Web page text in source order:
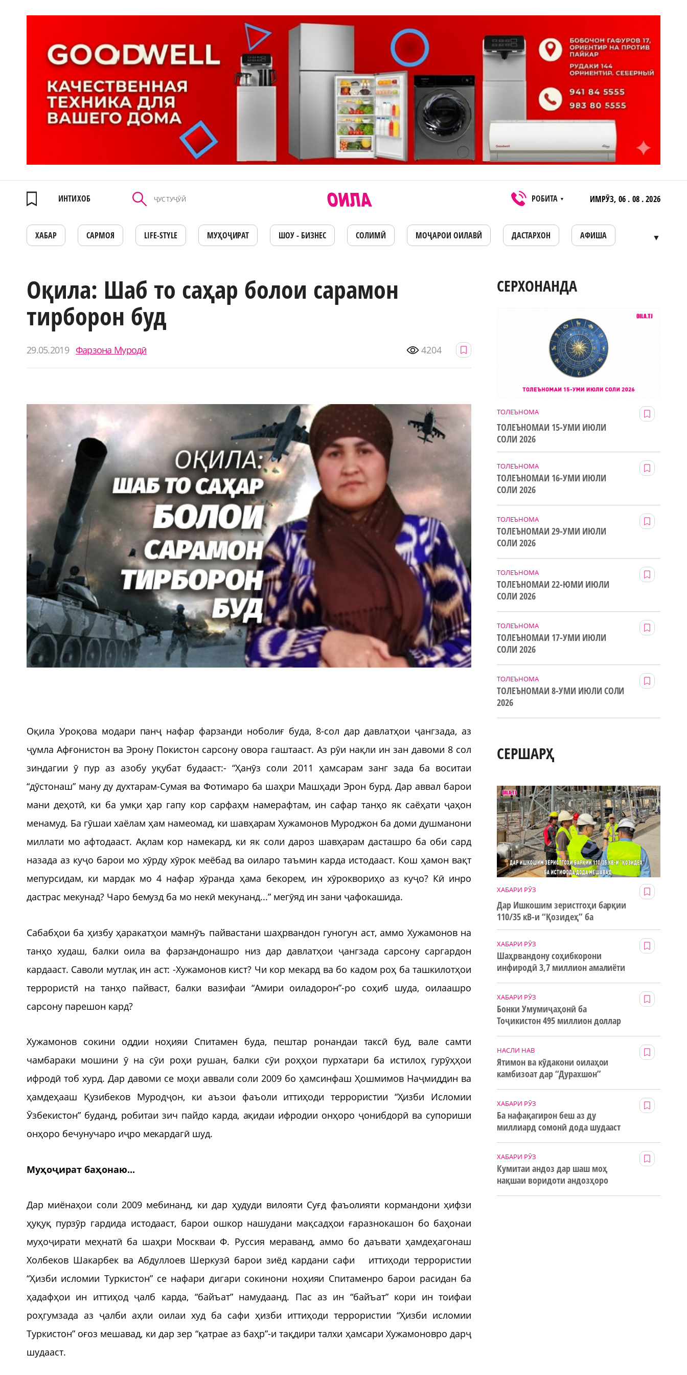
ИНТИХОБ РОБИТА ▼ ИМРӮЗ, 06 . 08 . 2026
ХАБАР САРМОЯ LIFE-STYLE МУҲОҶИРАТ ШОУ - БИЗНЕС СОЛИМӢ МОҶАРОИ ОИЛАВӢ ДАСТАРХОН АФИША ▼
Оқила: Шаб то саҳар болои сарамон
тирборон буд
29.05.2019 Фарзона Муродӣ 4204
Оқила Уроқова модари панҷ нафар фарзанди ноболиғ буда, 8-сол дар давлатҳои ҷангзада, аз
ҷумла Афғонистон ва Эрону Покистон сарсону овора гаштааст. Аз рӯи нақли ин зан давоми 8 сол
зиндагии ӯ пур аз азобу уқубат будааст:- “Ҳанӯз соли 2011 ҳамсарам занг зада ба воситаи
“дӯстонаш” ману ду духтарам-Сумая ва Фотимаро ба шаҳри Машҳади Эрон бурд. Дар аввал барои
мани деҳотӣ, ки ба умқи ҳар гапу кор сарфаҳм намерафтам, ин сафар танҳо як саёҳати ҷаҳон
менамуд. Ба гӯшаи хаёлам ҳам намеомад, ки шавҳарам Хужамонов Муроджон ба доми душманони
миллати мо афтодааст. Ақлам кор намекард, ки як соли дароз шавҳарам дасташро ба оби сард
назада аз куҷо барои мо хӯрду хӯрок меёбад ва оиларо таъмин карда истодааст. Кош ҳамон вақт
мепурсидам, ки мардак мо 4 нафар хӯранда ҳама бекорем, ин хӯроквориҳо аз куҷо? Кӣ инро
дастрас мекунад? Чаро бемузд ба мо некӣ мекунанд...” мегӯяд ин зани ҷафокашида.
Сабабҳои ба ҳизбу ҳаракатҳои мамнӯъ пайвастани шаҳрвандон гуногун аст, аммо Хужамонов на
танҳо худаш, балки оила ва фарзандонашро низ дар давлатҳои ҷангзада сарсону саргардон
кардааст. Саволи мутлақ ин аст: -Хужамонов кист? Чи кор мекард ва бо кадом роҳ ба ташкилотҳои
террористӣ на танҳо пайваст, балки вазифаи “Амири оиладорон”-ро соҳиб шуда, оилаашро
сарсону парешон кард?
Хужамонов сокини оддии ноҳияи Спитамен буда, пештар ронандаи таксӣ буд, вале самти
чамбараки мошини ӯ на сӯи роҳи рушан, балки сӯи роҳҳои пурхатари ба истилоҳ гурӯҳҳои
ифродӣ тоб хурд. Дар давоми се моҳи аввали соли 2009 бо ҳамсинфаш Ҳошмимов Наҷмиддин ва
ҳамдеҳааш Қузибеков Муродҷон, ки аъзои фаъоли иттиҳоди террористии “Ҳизби Исломии
Ӯзбекистон” буданд, робитаи зич пайдо карда, ақидаи ифродии онҳоро ҷонибдорӣ ва супориши
онҳоро бечунучаро иҷро мекардагӣ шуд.
Муҳоҷират баҳонаю...
Дар миёнаҳои соли 2009 мебинанд, ки дар ҳудуди вилояти Суғд фаъолияти кормандони ҳифзи
ҳуқуқ пурзӯр гардида истодааст, барои ошкор нашудани мақсадҳои ғаразнокашон бо баҳонаи
муҳоҷирати меҳнатӣ ба шаҳри Москваи Ф. Руссия мераванд, аммо бо даъвати ҳамдеҳагонаш
Холбеков Шакарбек ва Абдуллоев Шеркузӣ барои зиёд кардани сафи иттиҳоди террористии
“Ҳизби исломии Туркистон” се нафари дигари сокинони ноҳияи Спитаменро барои расидан ба
ҳадафҳои ин иттиҳод ҷалб карда, “байъат” намудаанд. Пас аз ин “байъат” кори ин тоифаи
роҳгумзада аз ҷалби аҳли оилаи худ ба сафи ҳизби иттиҳоди террористии “Ҳизби исломии
Туркистон” оғоз мешавад, ки дар зер “қатрае аз баҳр”-и тақдири талхи ҳамсари Хужамоновро дарҷ
шудааст.
СЕРХОНАНДА
ТОЛЕЪНОМА
ТОЛЕЪНОМАИ 15-УМИ ИЮЛИ
СОЛИ 2026
ТОЛЕЪНОМА
ТОЛЕЪНОМАИ 16-УМИ ИЮЛИ
СОЛИ 2026
ТОЛЕЪНОМА
ТОЛЕЪНОМАИ 29-УМИ ИЮЛИ
СОЛИ 2026
ТОЛЕЪНОМА
ТОЛЕЪНОМАИ 22-ЮМИ ИЮЛИ
СОЛИ 2026
ТОЛЕЪНОМА
ТОЛЕЪНОМАИ 17-УМИ ИЮЛИ
СОЛИ 2026
ТОЛЕЪНОМА
ТОЛЕЪНОМАИ 8-УМИ ИЮЛИ СОЛИ
2026
СЕРШАРҲ
ХАБАРИ РӮЗ
Дар Ишкошим зеристгоҳи барқии
110/35 кВ-и “Қозидеҳ” ба
истифода дода мешавад
ХАБАРИ РӮЗ
Шаҳрвандону соҳибкорони
инфиродӣ 3,7 миллион амалиёти
ХАБАРИ РӮЗ
Бонки Умумиҷаҳонӣ ба
Тоҷикистон 495 миллион доллар
НАСЛИ НАВ
Ятимон ва кӯдакони оилаҳои
камбизоат дар “Дурахшон”
ХАБАРИ РӮЗ
Ба нафақагирон беш аз ду
миллиард сомонӣ дода шудааст
ХАБАРИ РӮЗ
Кумитаи андоз дар шаш моҳ
нақшаи воридоти андозҳоро